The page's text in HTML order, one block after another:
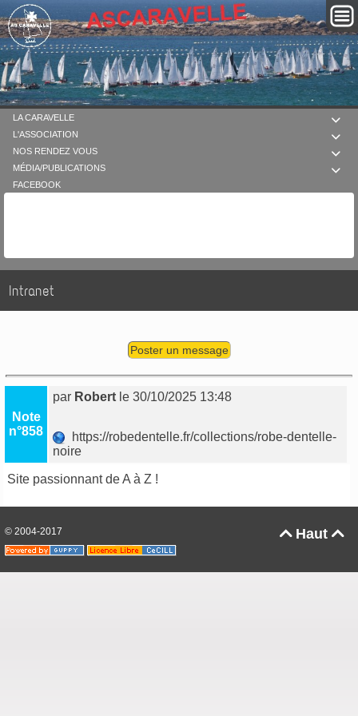

LA CARAVELLE

L'ASSOCIATION

NOS RENDEZ VOUS

MÉDIA/PUBLICATIONS
FACEBOOK
Intranet
Poster un message
Note
n°858
par Robert le 30/10/2025 13:48
https://robedentelle.fr/collections/robe-dentelle-
noire
Site passionnant de A à Z !
Haut 
© 2004-2017